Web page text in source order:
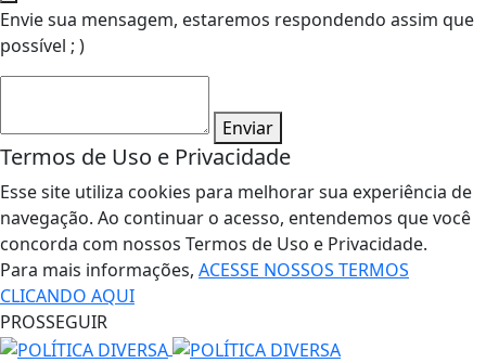
Envie sua mensagem, estaremos respondendo assim que
possível ; )
Enviar
Termos de Uso e Privacidade
Esse site utiliza cookies para melhorar sua experiência de
navegação. Ao continuar o acesso, entendemos que você
concorda com nossos Termos de Uso e Privacidade.
Para mais informações, ACESSE NOSSOS TERMOS
CLICANDO AQUI
PROSSEGUIR